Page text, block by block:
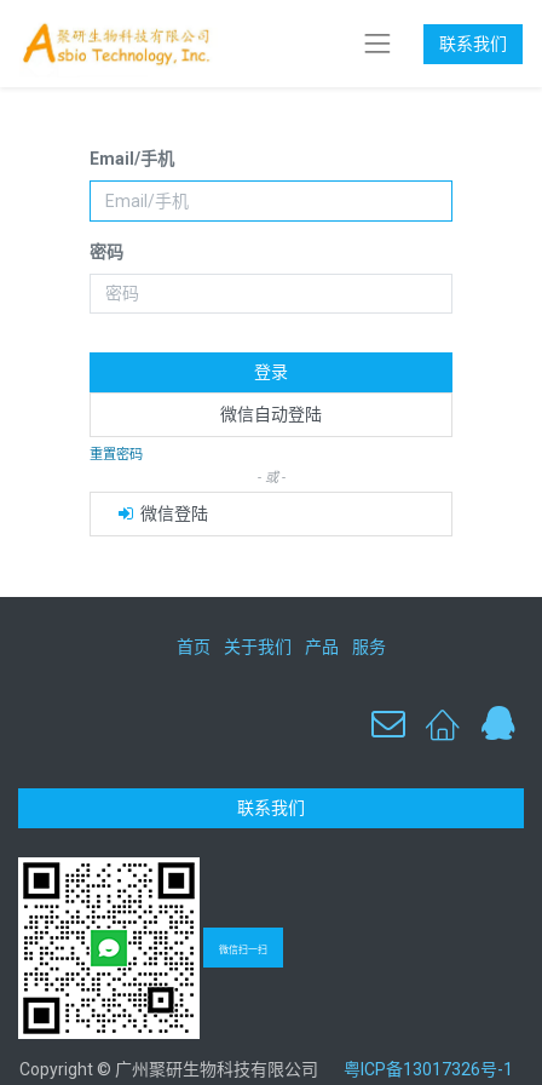
联系我们
Email/手机
密码
登录
微信自动登陆
重置密码
- 或 -
微信登陆
首页 关于我们 产品 服务
联系我们
微信扫一扫
Copyright © 广州聚研生物科技有限公司 粤ICP备13017326号-1